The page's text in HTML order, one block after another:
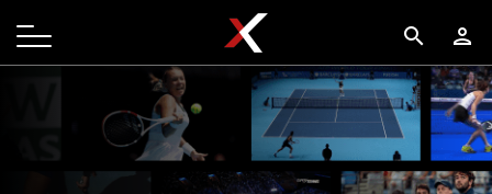
search person